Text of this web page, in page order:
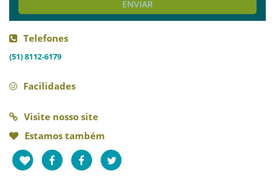
ENVIAR
Telefones
(51) 8112-6179
Facilidades
Visite nosso site
Estamos também